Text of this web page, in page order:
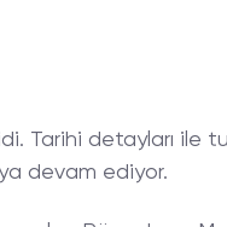
Tarihi detayları ile
devam ediyor.